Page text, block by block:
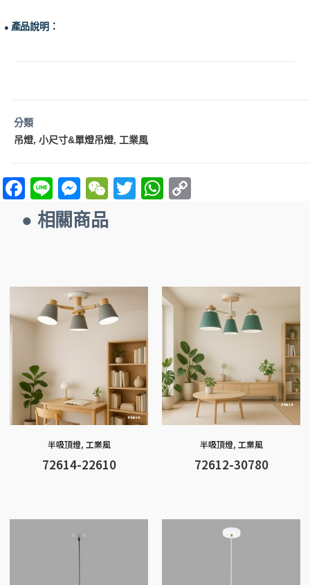
● 產品說明：
分類
吊燈, 小尺寸&單燈吊燈, 工業風
F
a
ce
k
Li
n
e
M
es
se
er
W
e
T
w
W
h
p
p
n
k
● 相關商品
半吸頂燈, 工業風
72614-22610
半吸頂燈, 工業風
72612-30780